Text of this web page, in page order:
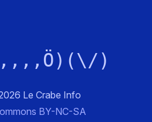
)
Le Crabe Info
BY-NC-SA